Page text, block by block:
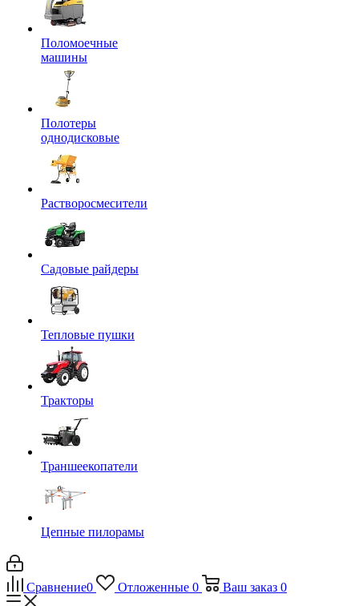
Поломоечные
машины
Полотеры
однодисковые
Растворосмесители
Садовые райдеры
Тепловые пушки
Тракторы
Траншеекопатели
Цепные пилорамы
Сравнение0 Отложенные 0 Ваш заказ 0